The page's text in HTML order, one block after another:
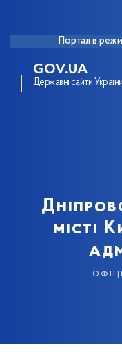
Портал в
GOV.UA
Державні сайти України
місті